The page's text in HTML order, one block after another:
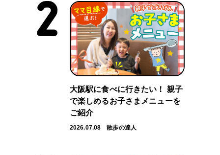
大阪駅に食べに行きたい！ 親子
で楽しめるお子さまメニューを
ご紹介
2026.07.08 散歩の達人